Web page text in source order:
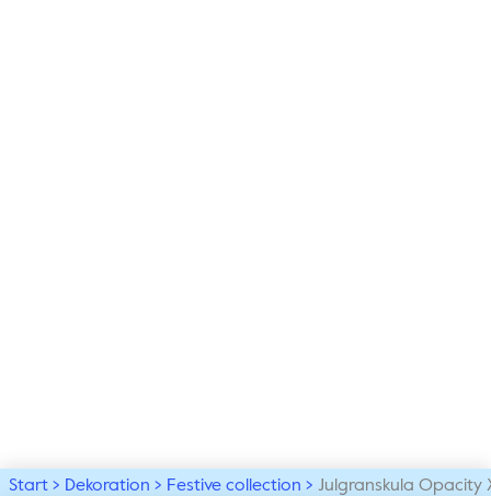
Start Dekoration Festive collection Julgranskula Opacity